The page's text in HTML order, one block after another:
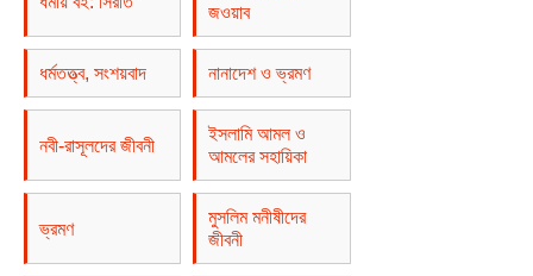
জওয়াব
ধর্মতত্ত্ব, সংশয়বাদ নানাদেশ ও ভ্রমণ
নবী-রাসূলদের জীবনী
ইসলামি আমল ও
আমলের সহায়িকা
ভ্রমণ
মুসলিম মনীষীদের
জীবনী